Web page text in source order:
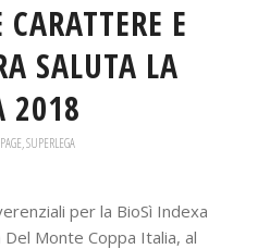
E
SALUTA LA
2018
,SUPERLEGA
per la BioSì Indexa
Monte Coppa Italia, al